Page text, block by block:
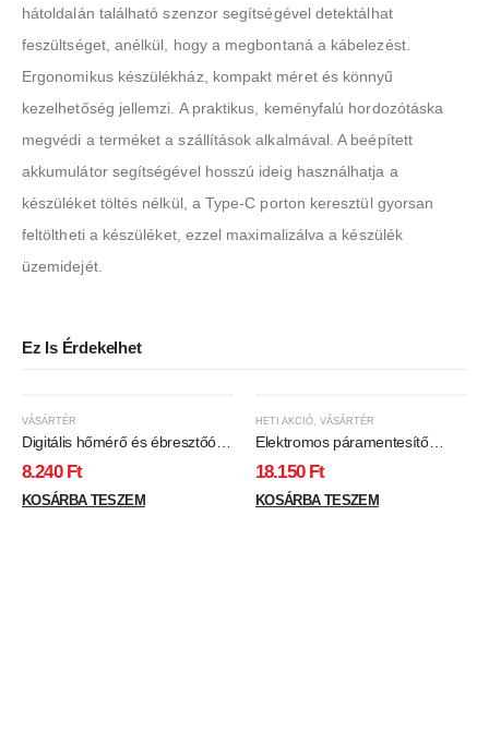
hátoldalán található szenzor segítségével detektálhat
feszültséget, anélkül, hogy a megbontaná a kábelezést.
Ergonomikus készülékház, kompakt méret és könnyű
kezelhetőség jellemzi. A praktikus, keményfalú hordozótáska
megvédi a terméket a szállítások alkalmával. A beépített
akkumulátor segítségével hosszú ideig használhatja a
készüléket töltés nélkül, a Type-C porton keresztül gyorsan
feltöltheti a készüléket, ezzel maximalizálva a készülék
üzemidejét.
Ez Is Érdekelhet
VÁSÁRTÉR
Digitális hőmérő és ébresztőóra
- kültéri / beltéri - USB-s, elemes
- fehér
8.240 Ft
KOSÁRBA TESZEM
HETI AKCIÓ, VÁSÁRTÉR
Elektromos páramentesítő
készülék - 230V, 750 ml
18.150 Ft
KOSÁRBA TESZEM